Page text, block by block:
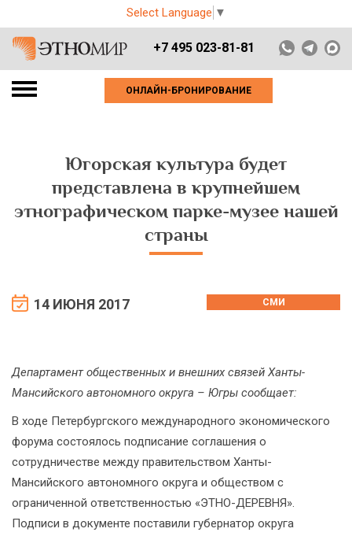
Select Language ▼
+7 495 023-81-81
ОНЛАЙН-БРОНИРОВАНИЕ
Югорская культура будет
представлена в крупнейшем
этнографическом парке-музее нашей
страны
14 ИЮНЯ 2017 СМИ
Департамент общественных и внешних связей Ханты-
Мансийского автономного округа – Югры сообщает:
В ходе Петербургского международного экономического
форума состоялось подписание соглашения о
сотрудничестве между правительством Ханты-
Мансийского автономного округа и обществом с
ограниченной ответственностью «ЭТНО-ДЕРЕВНЯ».
Подписи в документе поставили губернатор округа